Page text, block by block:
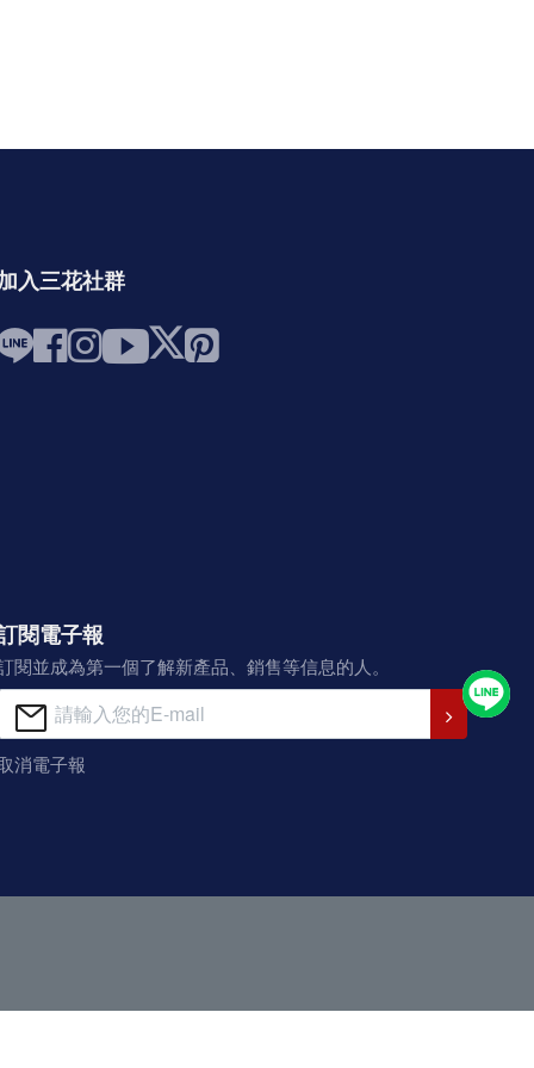
入三花社群
閱電子報
閱並成為第一個了解新產品、銷售等信息的人。
消電子報